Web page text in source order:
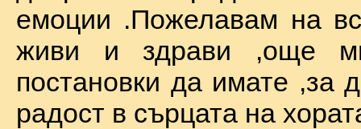
емоции .Пожелавам на
живи и здрави ,още
постановки да имате ,за
радост в сърцата на